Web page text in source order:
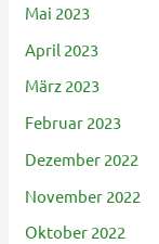
Mai 2023
April 2023
März 2023
Februar 2023
Dezember 2022
November 2022
Oktober 2022